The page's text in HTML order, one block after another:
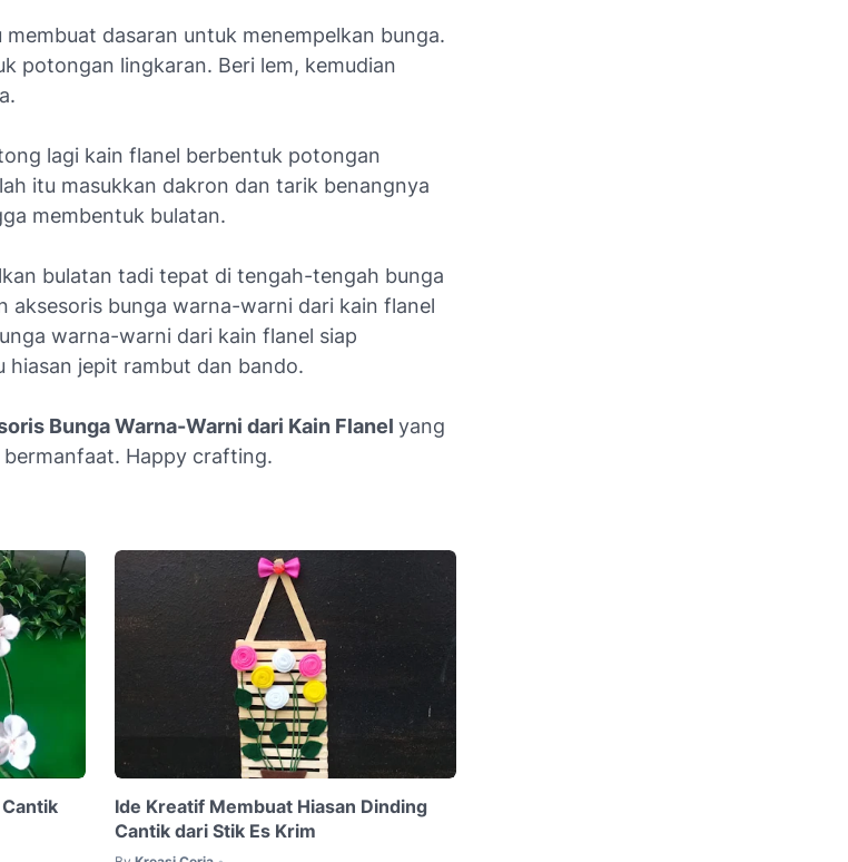
dasaran untuk menempelkan bunga.
potongan lingkaran. Beri lem, kemudian
lagi kain flanel berbentuk potongan
itu masukkan dakron dan tarik benangnya
membentuk bulatan.
bulatan tadi tepat di tengah-tengah bunga
aksesoris bunga warna-warni dari kain flanel
warna-warni dari kain flanel siap
hiasan jepit rambut dan bando.
Bunga Warna-Warni dari Kain Flanel yang
bermanfaat. Happy crafting.
Ide Kreatif Membuat Hiasan Dinding
Cantik dari Stik Es Krim